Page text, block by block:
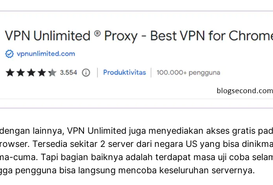
lainnya, VPN Unlimited juga menyediakan akses gratis
Tersedia sekitar 2 server dari negara US yang bisa
cuma. Tapi bagian baiknya adalah terdapat masa uji coba
pengguna bisa langsung mencoba keseluruhan servernya.